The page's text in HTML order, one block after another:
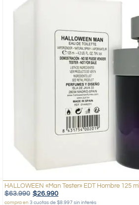
HALLOWEEN «Man Tester» EDT Hombre 125 ml
$63.990 $26.990
compra en 3 cuotas de $8.997 sin interés